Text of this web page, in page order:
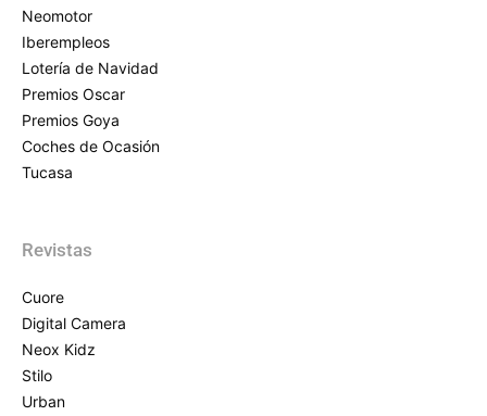
Neomotor
Iberempleos
Lotería de Navidad
Premios Oscar
Premios Goya
Coches de Ocasión
Tucasa
Revistas
Cuore
Digital Camera
Neox Kidz
Stilo
Urban